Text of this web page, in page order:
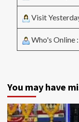
Visit
Who's Online
You may have